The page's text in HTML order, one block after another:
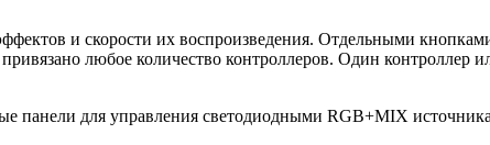
и скорости их воспроизведения. Отдельными
любое количество контроллеров. Один контроллер
панели для управления светодиодными RGB+MIX